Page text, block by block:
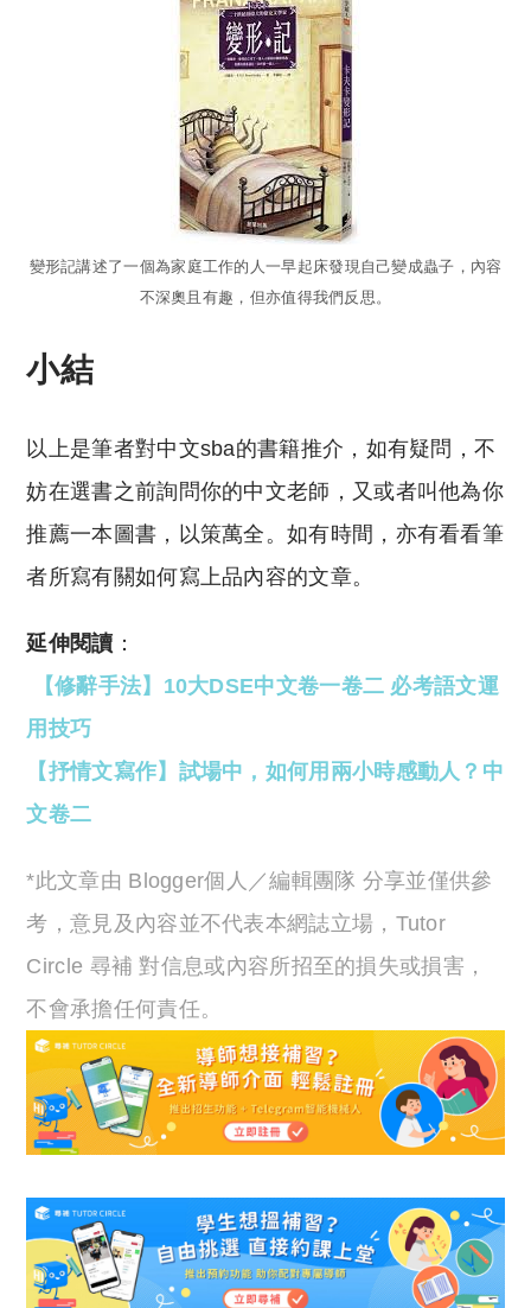
變形記講述了一個為家庭工作的人一早起床發現自己變成蟲子，內容
不深奧且有趣，但亦值得我們反思。
小結
以上是筆者對中文sba的書籍推介，如有疑問，不
妨在選書之前詢問你的中文老師，又或者叫他為你
推薦一本圖書，以策萬全。如有時間，亦有看看筆
者所寫有關如何寫上品內容的文章。
延伸閱讀 ：
【修辭手法】10大DSE中文卷一卷二 必考語文運
用技巧
【抒情文寫作】試場中，如何用兩小時感動人？中
文卷二
*此文章由 Blogger個人／編輯團隊 分享並僅供參
考，意見及內容並不代表本網誌立場，Tutor
Circle 尋補 對信息或內容所招至的損失或損害，
不會承擔任何責任。